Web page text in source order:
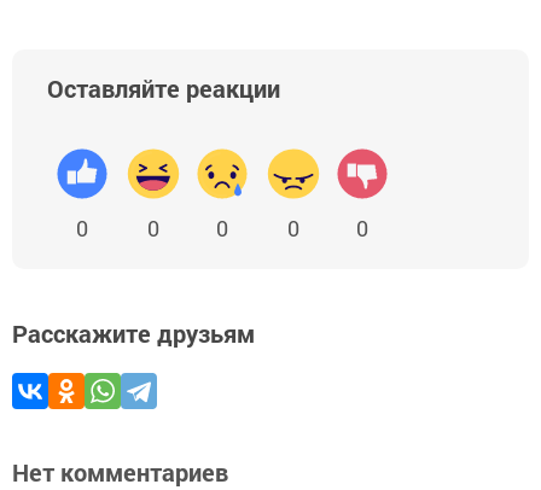
Оставляйте реакции
0 0 0 0 0
Расскажите друзьям
Нет комментариев